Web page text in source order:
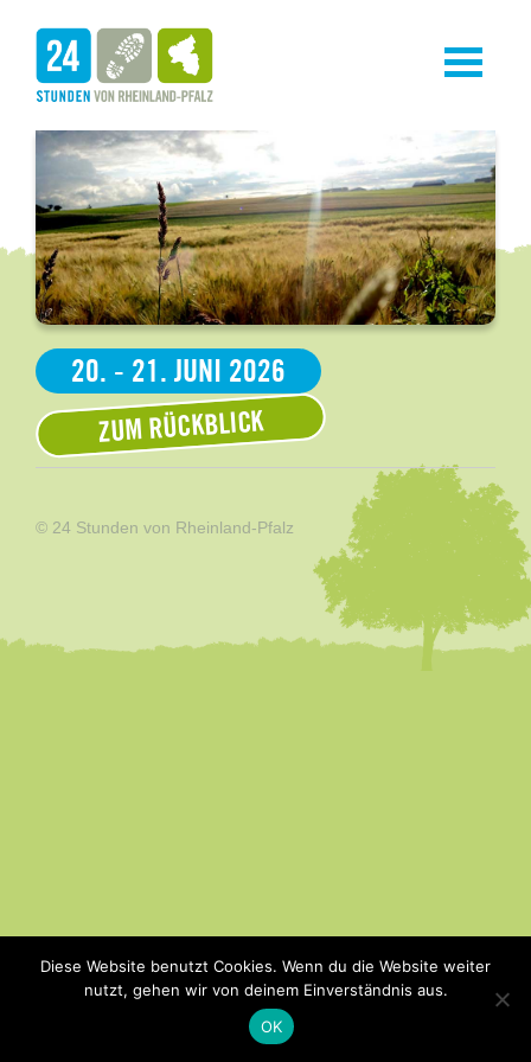
20. - 21. JUNI 2026
ZUM RÜCKBLICK
© 24 Stunden von Rheinland-Pfalz
Diese Website benutzt Cookies. Wenn du die Website weiter
nutzt, gehen wir von deinem Einverständnis aus.
OK